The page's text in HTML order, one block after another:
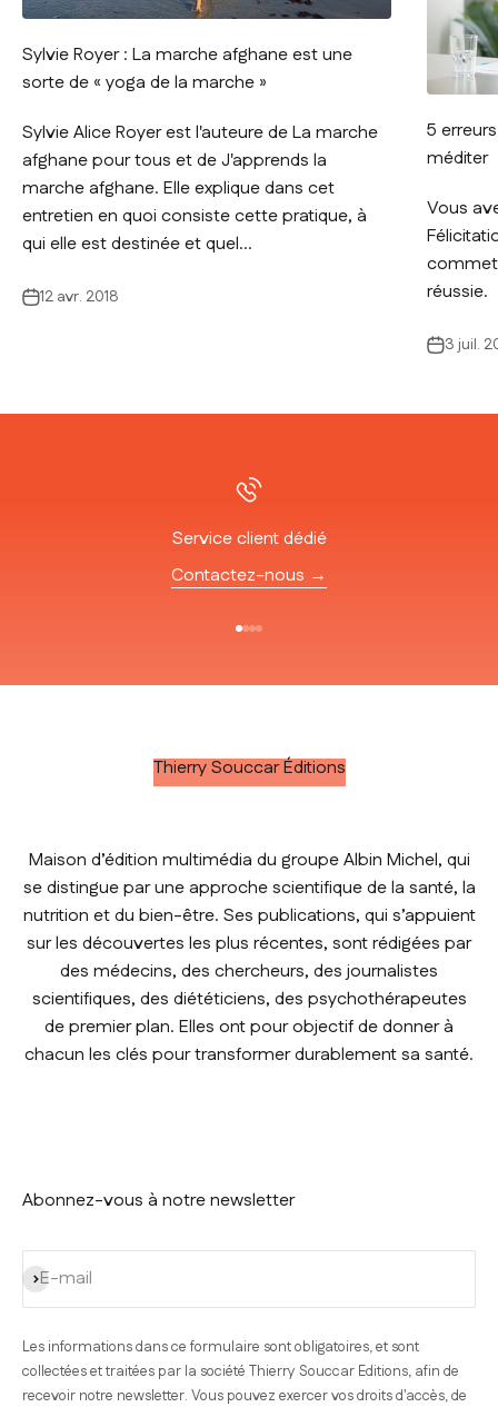
Sylvie Royer : La marche afghane est une
sorte de « yoga de la marche »
Sylvie Alice Royer est l'auteure de La marche
afghane pour tous et de J'apprends la
marche afghane. Elle explique dans cet
entretien en quoi consiste cette pratique, à
qui elle est destinée et quel...
12 avr. 2018
5
méditer
Vous
réussie.
3 juil.
Service client dédié
Contactez-nous →
Thierry Souccar Éditions
Maison d’édition multimédia du groupe Albin Michel, qui
se distingue par une approche scientifique de la santé, la
nutrition et du bien-être. Ses publications, qui s’appuient
sur les découvertes les plus récentes, sont rédigées par
des médecins, des chercheurs, des journalistes
scientifiques, des diététiciens, des psychothérapeutes
de premier plan. Elles ont pour objectif de donner à
chacun les clés pour transformer durablement sa santé.
Abonnez-vous à notre newsletter
E-mail
S'inscrire
Les informations dans ce formulaire sont obligatoires, et sont
collectées et traitées par la société Thierry Souccar Editions, afin de
recevoir notre newsletter. Vous pouvez exercer vos droits d'accès, de